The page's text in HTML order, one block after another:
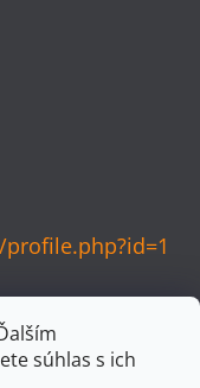
súhlas s ich